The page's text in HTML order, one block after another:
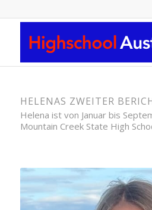
HELENAS ZWEITER
Helena ist von Januar bis
Mountain Creek State High